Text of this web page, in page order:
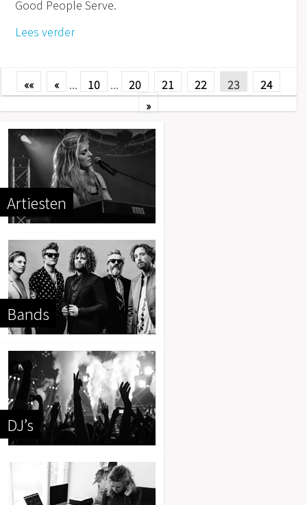
Good People Serve.
Lees verder
«« « ... 10 ... 20 21 22 23
24
»
Artiesten
Bands
DJ’s